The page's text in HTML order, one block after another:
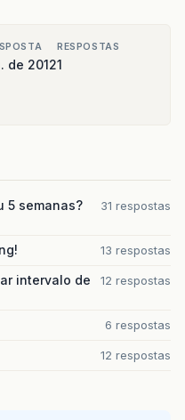
de 2012
RESPOSTAS
1
5 semanas?
31 respostas
13 respostas
intervalo de
12 respostas
6 respostas
12 respostas